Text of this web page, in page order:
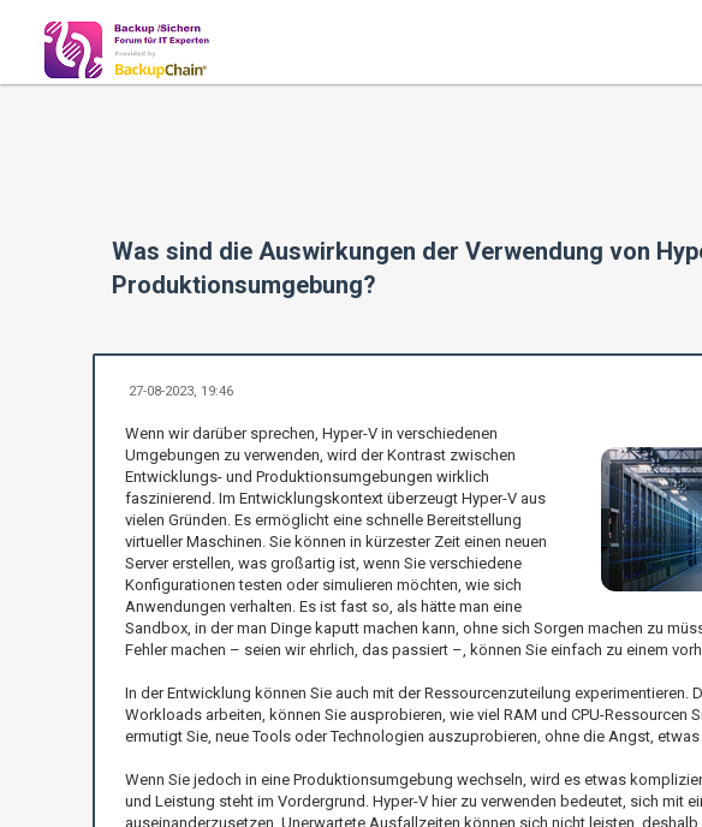
Was sind die Auswirkungen der Verwendung von
Produktionsumgebung?
27-08-2023, 19:46
Wenn wir darüber sprechen, Hyper-V in verschiedenen
Umgebungen zu verwenden, wird der Kontrast zwischen
Entwicklungs- und Produktionsumgebungen wirklich
faszinierend. Im Entwicklungskontext überzeugt Hyper-V aus
vielen Gründen. Es ermöglicht eine schnelle Bereitstellung
virtueller Maschinen. Sie können in kürzester Zeit einen neuen
Server erstellen, was großartig ist, wenn Sie verschiedene
Konfigurationen testen oder simulieren möchten, wie sich
Anwendungen verhalten. Es ist fast so, als hätte man eine
Sandbox, in der man Dinge kaputt machen kann, ohne sich Sorgen machen zu
Fehler machen – seien wir ehrlich, das passiert –, können Sie einfach zu einem
In der Entwicklung können Sie auch mit der Ressourcenzuteilung
Workloads arbeiten, können Sie ausprobieren, wie viel RAM und CPU-
ermutigt Sie, neue Tools oder Technologien auszuprobieren, ohne die Angst,
Wenn Sie jedoch in eine Produktionsumgebung wechseln, wird es etwas
und Leistung steht im Vordergrund. Hyper-V hier zu verwenden bedeutet, sich mit
auseinanderzusetzen. Unerwartete Ausfallzeiten können sich nicht leisten,